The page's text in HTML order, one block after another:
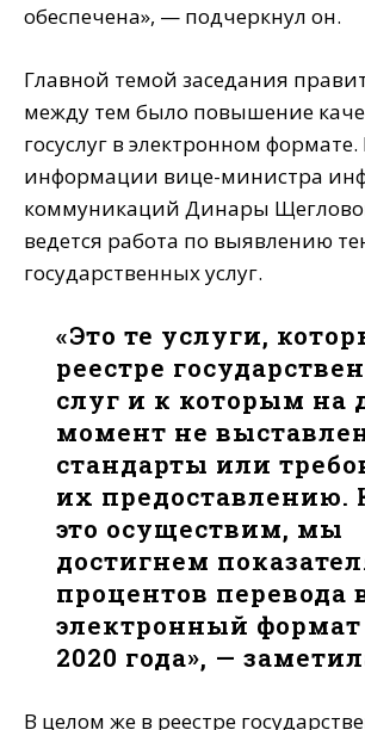
обеспечена», — подчеркнул он.
Главной темой заседания
между тем было повышение
госуслуг в электронном формате.
информации вице-министра
коммуникаций Динары
ведется работа по выявлению
государственных услуг.
«Это те услуги,
реестре
слуг и к которым на
момент не
стандарты или
их предоставлению.
это осуществим, мы
достигнем
процентов перевода
электронный формат
2020 года», —
В целом же в реестре